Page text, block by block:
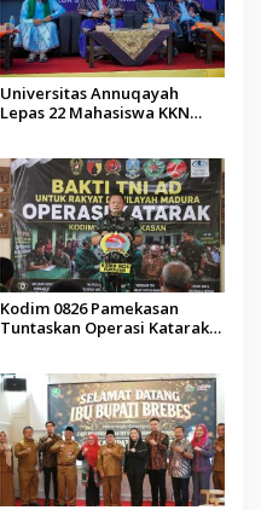
Universitas Annuqayah
Lepas 22 Mahasiswa KKN
Kodim 0826 Pamekasan
Tuntaskan Operasi Katarak